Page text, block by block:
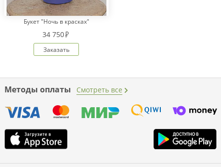
Букет "Ночь в красках"
34 750
Заказать
Методы оплаты Смотреть все